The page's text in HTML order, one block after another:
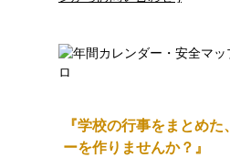
『学校の行事をまとめ
ーを作りませんか？』